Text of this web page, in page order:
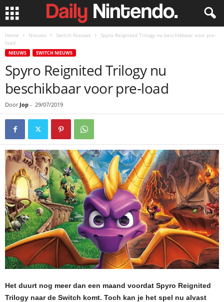
Home Nieuws Switch Nieuws
Spyro Reignited Trilogy nu beschikbaar voor pre-
load
NIEUWS SWITCH NIEUWS
Spyro Reignited Trilogy nu
beschikbaar voor pre-load
Door Jop - 29/07/2019
Het duurt nog meer dan een maand voordat Spyro Reignited
Trilogy naar de Switch komt. Toch kan je het spel nu alvast